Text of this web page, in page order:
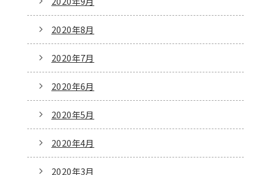
2020年8月
2020年7月
2020年6月
2020年5月
2020年4月
2020年3月